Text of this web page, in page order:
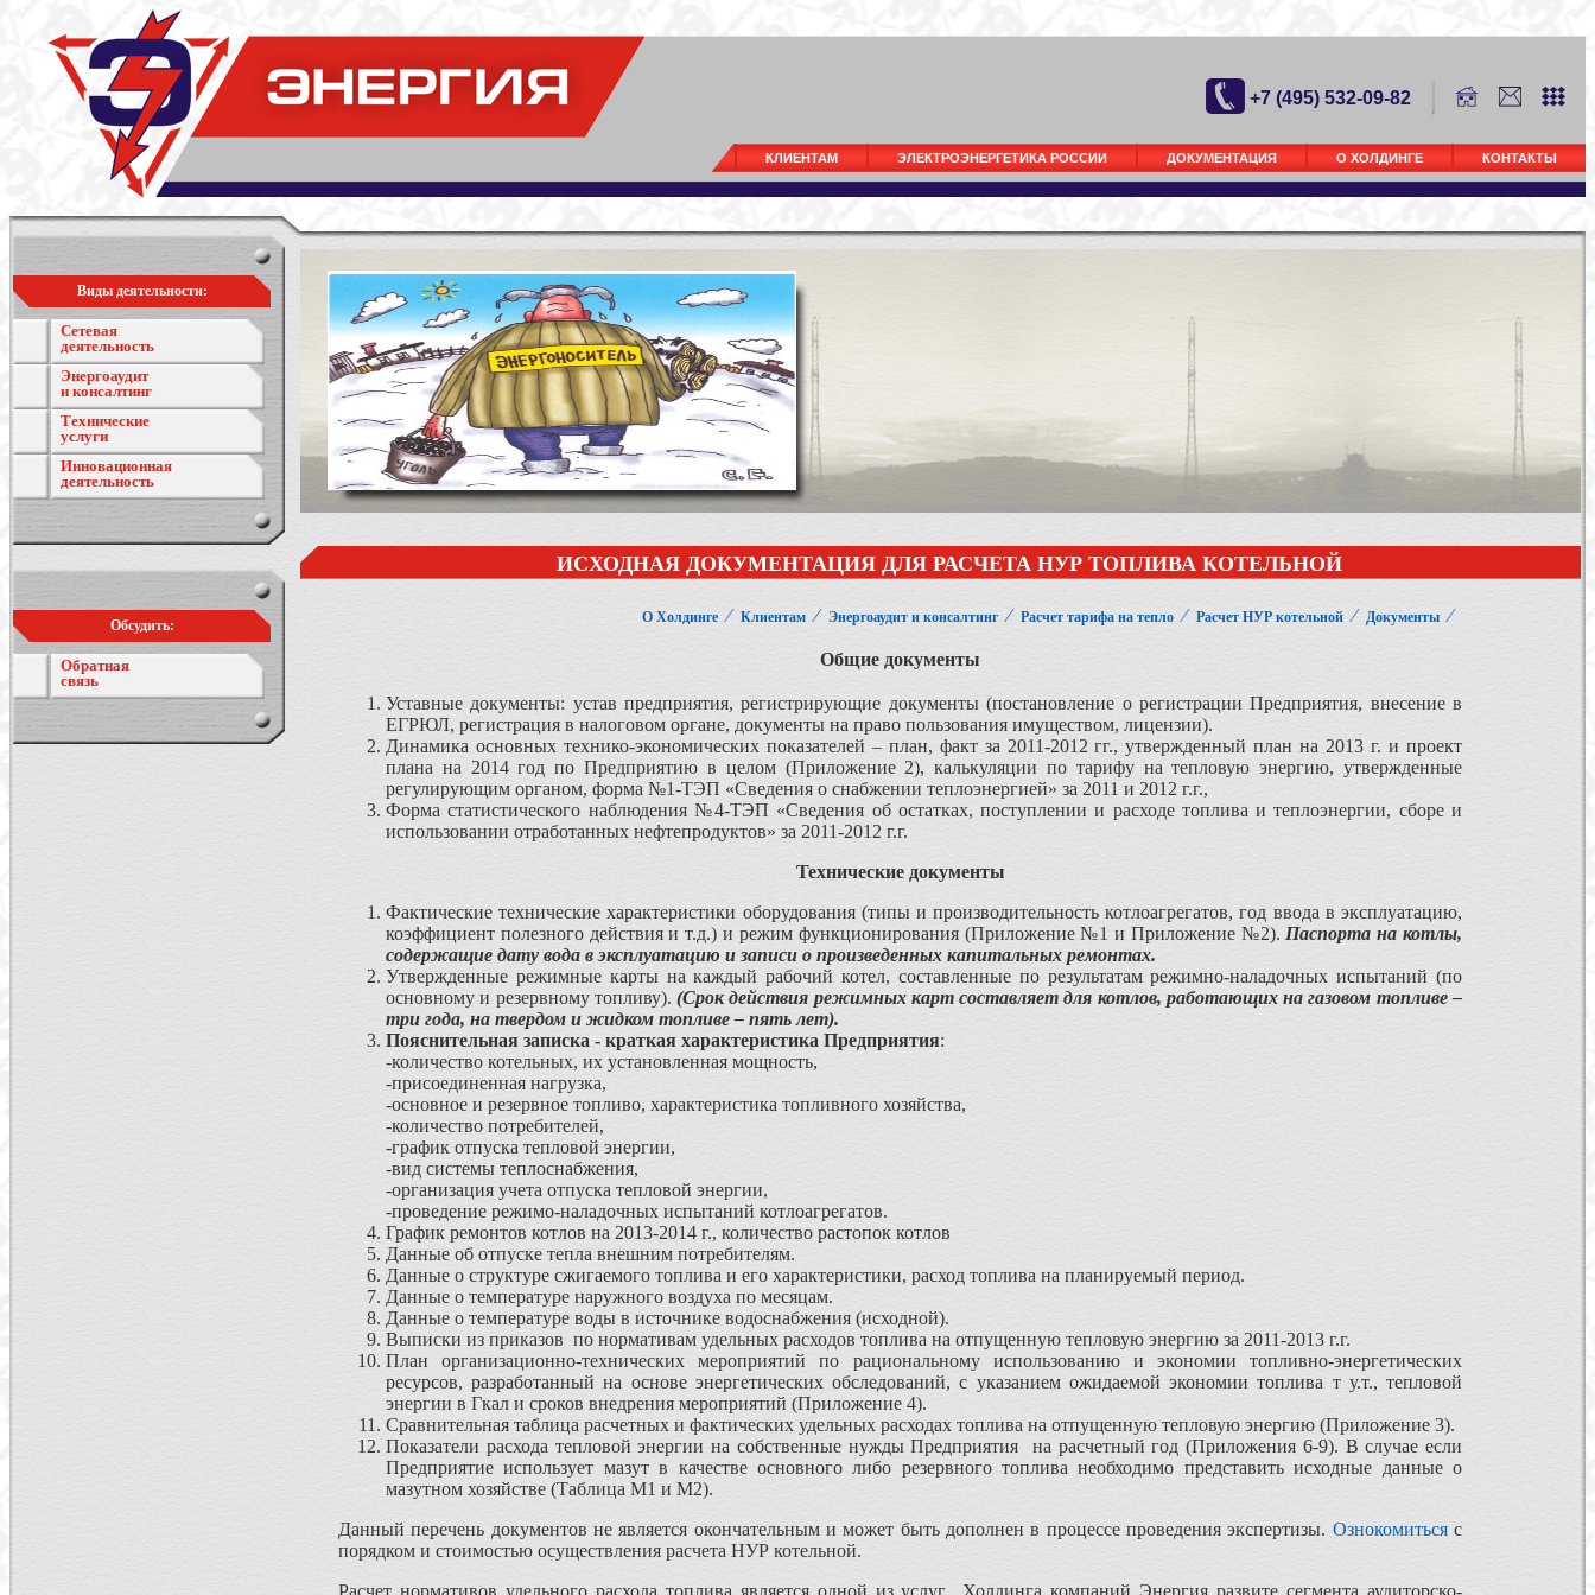
+7 (495) 532-09-82
КЛИЕНТАМ ЭЛЕКТРОЭНЕРГЕТИКА РОССИИ ДОКУМЕНТАЦИЯ О ХОЛДИНГЕ КОНТАКТЫ
Виды деятельности:
Сетевая
деятельность
Энергоаудит
и консалтинг
Технические
услуги
Инновационная
деятельность
Обсудить:
Обратная
связь
ИСХОДНАЯ ДОКУМЕНТАЦИЯ ДЛЯ РАСЧЕТА НУР ТОПЛИВА КОТЕЛЬНОЙ
О Холдинге ⁄ Клиентам ⁄ Энергоаудит и консалтинг⁄ Расчет тарифа на тепло ⁄ Расчет НУР котельной ⁄ Документы ⁄
Общие документы
Уставные документы: устав предприятия, регистрирующие документы (постановление о регистрации Предприятия, внесение в
ЕГРЮЛ, регистрация в налоговом органе, документы на право пользования имуществом, лицензии).
Динамика основных технико-экономических показателей – план, факт за 2011-2012 гг., утвержденный план на 2013 г. и проект
плана на 2014 год по Предприятию в целом (Приложение 2), калькуляции по тарифу на тепловую энергию, утвержденные
регулирующим органом, форма №1-ТЭП «Сведения о снабжении теплоэнергией» за 2011 и 2012 г.г.,
Форма статистического наблюдения №4-ТЭП «Сведения об остатках, поступлении и расходе топлива и теплоэнергии, сборе и
использовании отработанных нефтепродуктов» за 2011-2012 г.г.
Технические документы
Фактические технические характеристики оборудования (типы и производительность котлоагрегатов, год ввода в эксплуатацию,
коэффициент полезного действия и т.д.) и режим функционирования (Приложение №1 и Приложение №2). Паспорта на котлы,
содержащие дату вода в эксплуатацию и записи о произведенных капитальных ремонтах.
Утвержденные режимные карты на каждый рабочий котел, составленные по результатам режимно-наладочных испытаний (по
основному и резервному топливу). (Срок действия режимных карт составляет для котлов, работающих на газовом топливе –
три года, на твердом и жидком топливе – пять лет).
Пояснительная записка - краткая характеристика Предприятия:
-количество котельных, их установленная мощность,
-присоединенная нагрузка,
-основное и резервное топливо, характеристика топливного хозяйства,
-количество потребителей,
-график отпуска тепловой энергии,
-вид системы теплоснабжения,
-организация учета отпуска тепловой энергии,
-проведение режимо-наладочных испытаний котлоагрегатов.
График ремонтов котлов на 2013-2014 г., количество растопок котлов
Данные об отпуске тепла внешним потребителям.
Данные о структуре сжигаемого топлива и его характеристики, расход топлива на планируемый период.
Данные о температуре наружного воздуха по месяцам.
Данные о температуре воды в источнике водоснабжения (исходной).
Выписки из приказов по нормативам удельных расходов топлива на отпущенную тепловую энергию за 2011-2013 г.г.
План организационно-технических мероприятий по рациональному использованию и экономии топливно-энергетических
ресурсов, разработанный на основе энергетических обследований, с указанием ожидаемой экономии топлива т у.т., тепловой
энергии в Гкал и сроков внедрения мероприятий (Приложение 4).
Сравнительная таблица расчетных и фактических удельных расходах топлива на отпущенную тепловую энергию (Приложение 3).
Показатели расхода тепловой энергии на собственные нужды Предприятия на расчетный год (Приложения 6-9). В случае если
Предприятие использует мазут в качестве основного либо резервного топлива необходимо представить исходные данные о
мазутном хозяйстве (Таблица М1 и М2).
Данный перечень документов не является окончательным и может быть дополнен в процессе проведения экспертизы. Ознокомитьсяс
порядком и стоимостью осуществления расчета НУР котельной.
Расчет нормативов удельного расхода топлива является одной из услуг Холдинга компаний Энергия развите сегмента аудиторско-